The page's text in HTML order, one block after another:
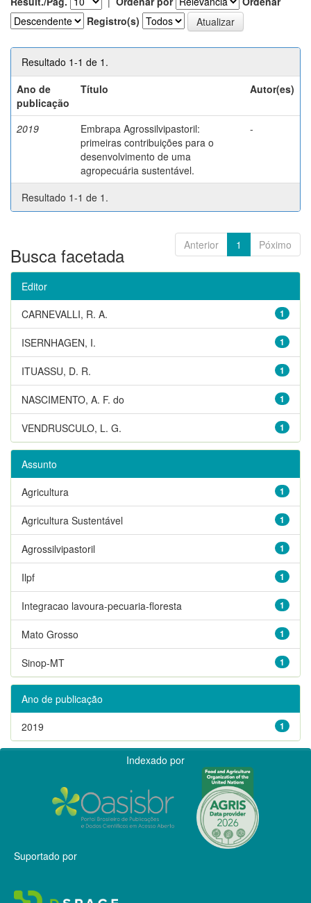
Registro(s)
Resultado 1-1 de 1.
Ano de
publicação
Título Autor(es)
2019
Embrapa Agrossilvipastoril:
primeiras contribuições para o
desenvolvimento de uma
agropecuária sustentável.
-
Resultado 1-1 de 1.
Anterior 1 Póximo
Busca facetada
Editor
1
CARNEVALLI, R. A.
1
ISERNHAGEN, I.
1
ITUASSU, D. R.
1
NASCIMENTO, A. F. do
1
VENDRUSCULO, L. G.
Assunto
1
Agricultura
1
Agricultura Sustentável
1
Agrossilvipastoril
1
Ilpf
1
Integracao lavoura-pecuaria-floresta
1
Mato Grosso
1
Sinop-MT
Ano de publicação
1
2019
Indexado por
Suportado por